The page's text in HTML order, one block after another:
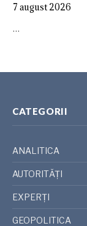
7 august 2026
…
CATEGORII
ANALITICA
AUTORITĂȚI
EXPERȚI
GEOPOLITICA